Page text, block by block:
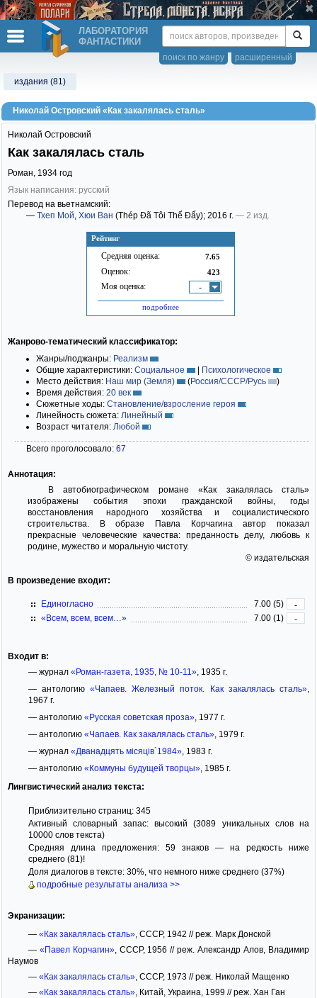
ЛАБОРАТОРИЯ
ФАНТАСТИКИ
расширенный
поиск по жанру
издания (81)
Николай Островский «Как закалялась сталь»
Рейтинг
Средняя оценка: 7.65
Оценок: 423
Моя оценка: -
подробнее
Николай Островский
Как закалялась сталь
Роман, 1934 год
Язык написания: русский
Перевод на вьетнамский:
— Тхеп Мой, Хюи Ван (Thép Đã Tôi Thế Đấy); 2016 г. — 2 изд.
Жанрово-тематический классификатор:
Жанры/поджанры: Реализм
Общие характеристики: Социальное | Психологическое
Место действия: Наш мир (Земля) (Россия/СССР/Русь
)
Время действия: 20 век
Сюжетные ходы: Становление/взросление героя
Линейность сюжета: Линейный
Возраст читателя: Любой
Всего проголосовало: 67
Аннотация:
В автобиографическом романе «Как закалялась сталь»
изображены события эпохи гражданской войны, годы
восстановления народного хозяйства и социалистического
строительства. В образе Павла Корчагина автор показал
прекрасные человеческие качества: преданность делу, любовь к
родине, мужество и моральную чистоту.
© издательская
В произведение входит:
Единогласно 7.00 (5)
-
«Всем, всем, всем…»
7.00 (1) -
Входит в:
— журнал «Роман-газета, 1935, № 10-11», 1935 г.
— антологию«Чапаев. Железный поток. Как закалялась сталь»
1967 г.
— антологию «Русская советская проза», 1977 г.
— антологию «Чапаев. Как закалялась сталь», 1979 г.
— журнал «Дванадцять місяців`1984», 1983 г.
— антологию «Коммуны будущей творцы», 1985 г.
Лингвистический анализ текста:
Приблизительно страниц: 345
Активный словарный запас: высокий (3089 уникальных слов на
10000 слов текста)
Средняя длина предложения: 59 знаков — на редкость ниже
среднего (81)!
Доля диалогов в тексте: 30%, что немного ниже среднего (37%)
подробные результаты анализа >>
Экранизации:
— «Как закалялась сталь», СССР, 1942 // реж. Марк Донской
— «Павел Корчагин», СССР, 1956 // реж. Александр Алов, Владимир
Наумов
— «Как закалялась сталь», СССР, 1973 // реж. Николай Мащенко
— «Как закалялась сталь», Китай, Украина, 1999 // реж. Хан Ган